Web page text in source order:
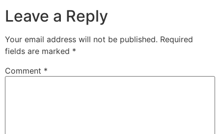
Leave a Reply
Your email address will not be published. Required
fields are marked *
Comment *